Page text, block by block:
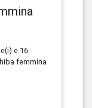
e 16
femmina